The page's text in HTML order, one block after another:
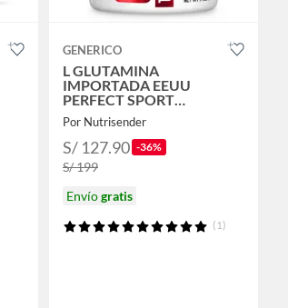
GENERICO
L GLUTAMINA
IMPORTADA EEUU
PERFECT SPORT
400GRAMOS
Por Nutrisender
S/ 127.90 -36%
S/ 199
Envíogratis
(1)